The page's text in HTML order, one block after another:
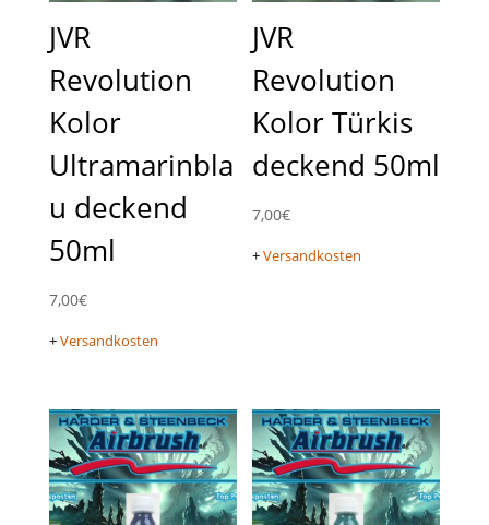
JVR
Revolution
Kolor
Ultramarinbla
u deckend
50ml
7,00€
+Versandkosten
JVR
Revolution
Kolor Türkis
deckend 50ml
7,00€
+Versandkosten